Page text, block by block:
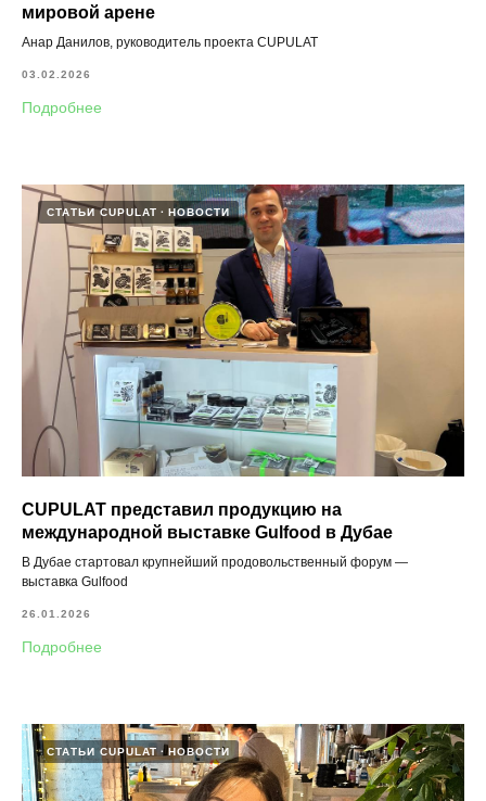
мировой арене
Анар Данилов, руководитель проекта CUPULAT
03.02.2026
Подробнее
СТАТЬИ CUPULAT НОВОСТИ
CUPULAT представил продукцию на
международной выставке Gulfood в Дубае
В Дубае стартовал крупнейший продовольственный форум —
выставка Gulfood
26.01.2026
Подробнее
СТАТЬИ CUPULAT НОВОСТИ